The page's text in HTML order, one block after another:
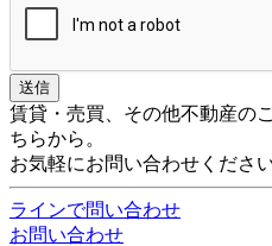
賃貸・売買、その他不動産の
ちらから。
お気軽にお問い合わせください
ラインで問い合わせ
お問い合わせ